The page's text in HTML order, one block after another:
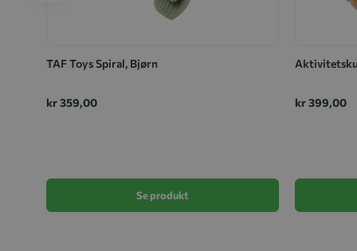
TAF Toys Spiral, Bjørn
kr 359,00
Se produkt
kr 399,00